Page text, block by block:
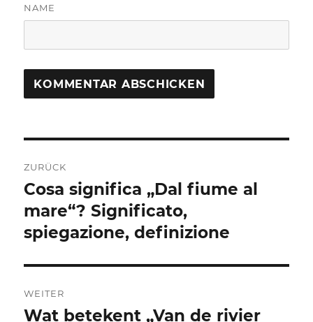
NAME
ZURÜCK
Vorheriger
Beitrag:
Cosa significa „Dal fiume al
mare“? Significato,
spiegazione, definizione
WEITER
Nächster
Wat betekent „Van de rivier